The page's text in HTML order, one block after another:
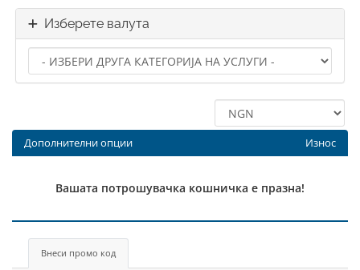
Изберете валута
Дополнителни опции Износ
Вашата потрошувачка кошничка е празна!
Внеси промо код